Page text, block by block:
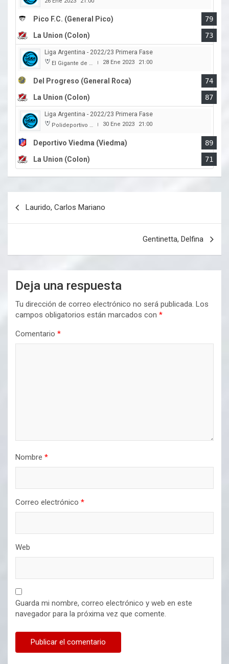
Pico F.C. (General Pico)
79
La Union (Colon)
73
Liga Argentina - 2022/23 Primera Fase
El Gigante de la calle Maipú | 28 Ene 2023 21:00
Del Progreso (General Roca)
74
La Union (Colon)
87
Liga Argentina - 2022/23 Primera Fase
Polideportivo Municipal Ángel Cayetano Arias | 30 Ene 2023 21:00
Deportivo Viedma (Viedma)
89
La Union (Colon)
71
Laurido, Carlos Mariano
Gentinetta, Delfina
Deja una respuesta
Tu dirección de correo electrónico no será publicada. Los
campos obligatorios están marcados con *
Comentario *
Nombre *
Correo electrónico *
Web
Guarda mi nombre, correo electrónico y web en este
navegador para la próxima vez que comente.